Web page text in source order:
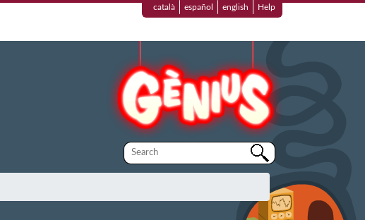
català español english Help